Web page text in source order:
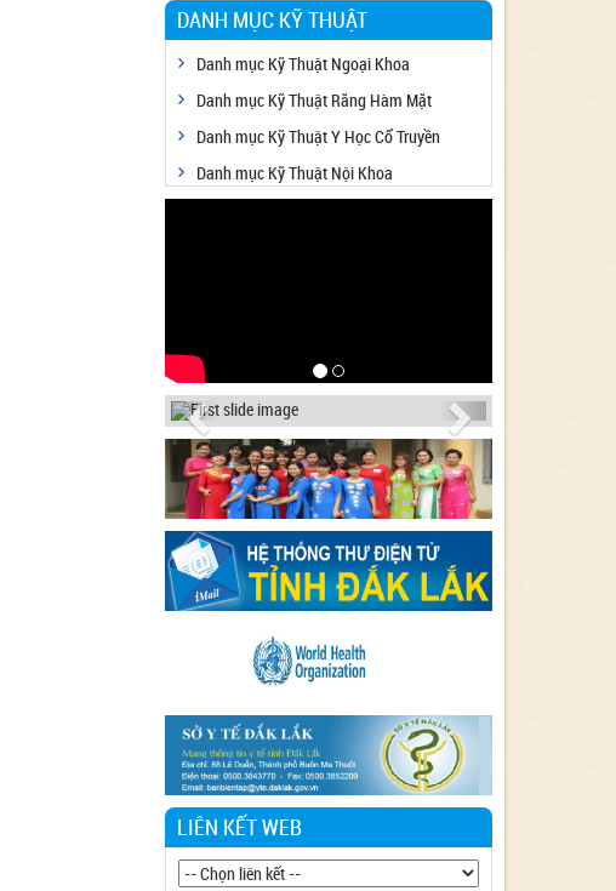
DANH MỤC KỸ THUẬT
Danh mục Kỹ Thuật Ngoại Khoa
Danh mục Kỹ Thuật Răng Hàm Mặt
Danh mục Kỹ Thuật Y Học Cổ Truyền
Danh mục Kỹ Thuật Nội Khoa
Previous Next
LIÊN KẾT WEB